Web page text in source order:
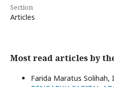
Section
Articles
Most read articles by
Farida Maratus